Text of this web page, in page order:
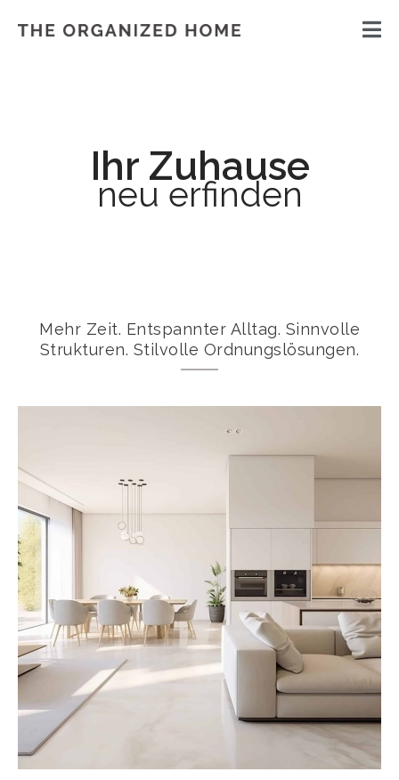
Ihr Zuhause
neu erfinden
Mehr Zeit. Entspannter Alltag. Sinnvolle
Strukturen. Stilvolle Ordnungslösungen.